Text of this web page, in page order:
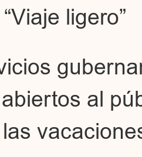
ligero”
al